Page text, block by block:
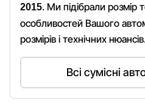
2015. Ми підібрали розмір
особливостей Вашого
розмірів і технічних
Всі сумісні